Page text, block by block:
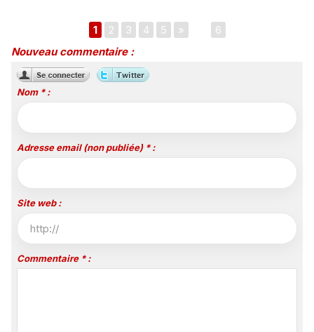
1 2 3 4 5 »
6
Nouveau commentaire :
Nom * :
Adresse email (non publiée) * :
Site web :
Commentaire * :